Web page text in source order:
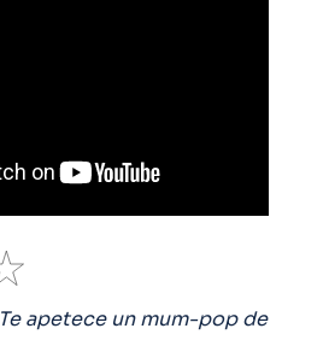
Te apetece un mum-pop de